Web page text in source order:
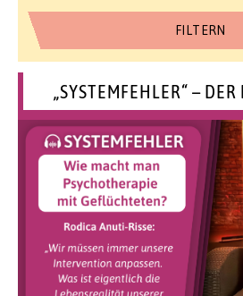
„SYSTEMFEHLER“ –